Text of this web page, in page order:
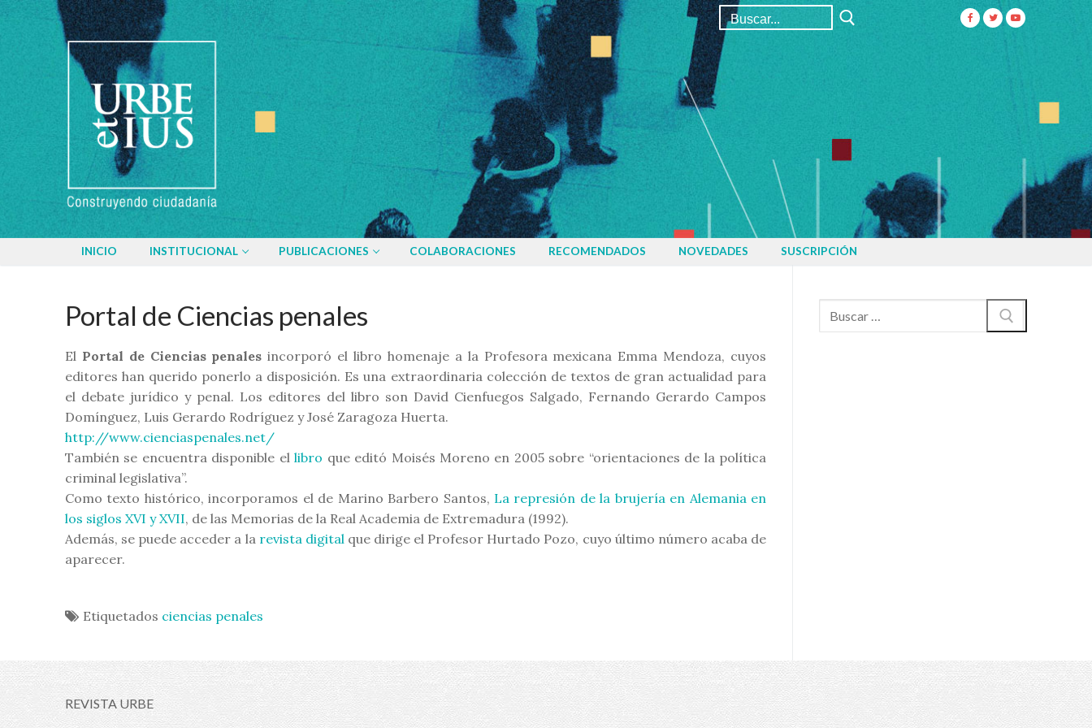
Buscar:
INICIO INSTITUCIONAL PUBLICACIONES COLABORACIONES RECOMENDADOS NOVEDADES SUSCRIPCIÓN
Portal de Ciencias penales
El Portal de Ciencias penales incorporó el libro homenaje a la Profesora mexicana Emma Mendoza, cuyos
editores han querido ponerlo a disposición. Es una extraordinaria colección de textos de gran actualidad para
el debate jurídico y penal. Los editores del libro son David Cienfuegos Salgado, Fernando Gerardo Campos
Domínguez, Luis Gerardo Rodríguez y José Zaragoza Huerta.
http://www.cienciaspenales.net/
También se encuentra disponible ellibro que editó Moisés Moreno en 2005 sobre “orientaciones de la política
criminal legislativa”.
Como texto histórico, incorporamos el de Marino Barbero Santos, La represión de la brujería en Alemania en
los siglos XVI y XVII, de las Memorias de la Real Academia de Extremadura (1992).
Además, se puede acceder a la revista digitalque dirige el Profesor Hurtado Pozo, cuyo último número acaba de
aparecer.
Etiquetados ciencias penales
Buscar:
REVISTA URBE